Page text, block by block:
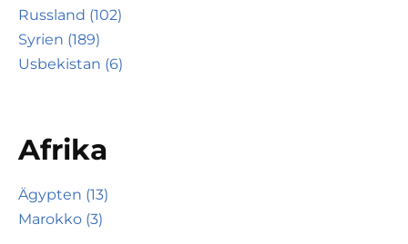
Russland (102)
Syrien (189)
Usbekistan (6)
Afrika
Ägypten (13)
Marokko (3)